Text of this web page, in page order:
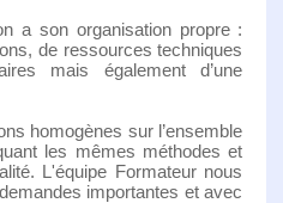
a son organisation propre :
de ressources techniques
mais également d’une
homogènes sur l’ensemble
les mêmes méthodes et
L'équipe Formateur nous
importantes et avec